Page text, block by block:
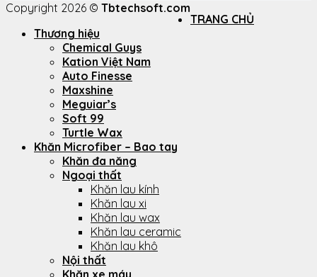
Copyright 2026 © Tbtechsoft.com
TRANG CHỦ
Thương hiệu
Chemical Guys
Kation Việt Nam
Auto Finesse
Maxshine
Meguiar’s
Soft 99
Turtle Wax
Khăn Microfiber – Bao tay
Khăn đa năng
Ngoại thất
Khăn lau kính
Khăn lau xi
Khăn lau wax
Khăn lau ceramic
Khăn lau khô
Nội thất